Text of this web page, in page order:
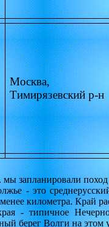
Москва,
Тимирязевский р-н
мы запланировали
- это
менее километра.
- типичное
берег Волги на этом